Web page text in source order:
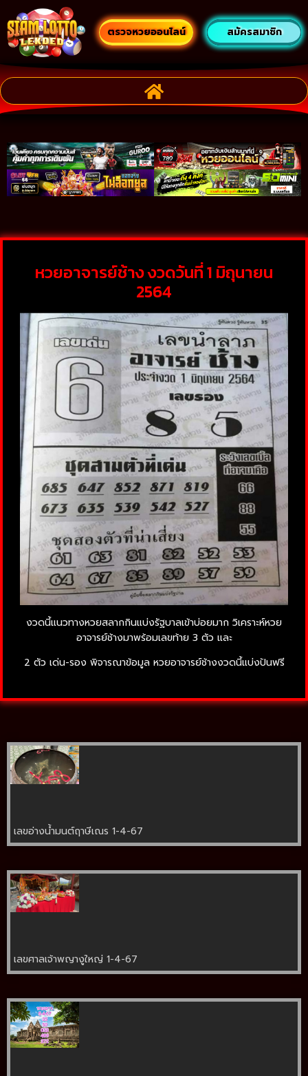
ตรวจหวยออนไลน์ สมัครสมาชิก
หวยอาจารย์ช้าง งวดวันที่ 1 มิถุนายน
2564
งวดนี้แนวทางหวยสลากกินแบ่งรัฐบาลเข้าบ่อยมาก วิเคราะห์หวย
อาจารย์ช้างมาพร้อมเลขท้าย 3 ตัว และ
2 ตัว เด่น-รอง พิจารณาข้อมูล หวยอาจารย์ช้างงวดนี้แบ่งปันฟรี
เลขอ่างน้ำมนต์ฤาษีเณร 1-4-67
เลขศาลเจ้าพญางูใหญ่ 1-4-67